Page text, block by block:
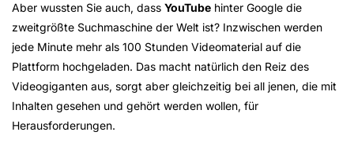
Aber wussten Sie auch, dass YouTube hinter Google die
zweitgrößte Suchmaschine der Welt ist? Inzwischen werden
jede Minute mehr als 100 Stunden Videomaterial auf die
Plattform hochgeladen. Das macht natürlich den Reiz des
Videogiganten aus, sorgt aber gleichzeitig bei all jenen, die mit
Inhalten gesehen und gehört werden wollen, für
Herausforderungen.